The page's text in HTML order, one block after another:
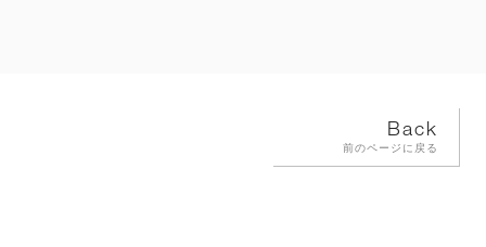
Back
前のページに戻る